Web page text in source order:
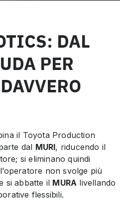
DAL
PER
il Toyota Production
dal MURI, riducendo il
si eliminano quindi
non svolge più
si abbatte il MURA livellando
flessibili.